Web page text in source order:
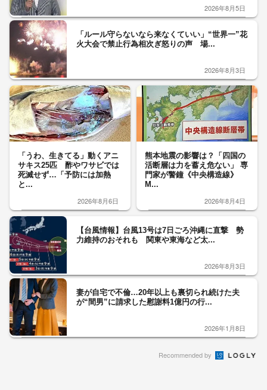
2026年8月5日
「ルール守らないなら来なくていい」“世界一”花
火大会で禁止行為相次ぎ怒りの声 場...
2026年8月3日
「うわ、生きてる」動くアニ
サキス25匹 酢やワサビでは
死滅せず…「予防には加熱
と...
2026年8月6日
熊本地震の影響は？「四国の
活断層は力を蓄え危ない」 専
門家が警鐘《中央構造線》
M...
2026年8月4日
【台風情報】台風13号は7日ごろ沖縄に直撃 勢
力維持のおそれも 関東や東海など太...
2026年8月3日
妻が自宅で不倫…20年以上も裏切られ続けた夫
が“間男”に請求した慰謝料1億円の行...
2026年1月8日
Recommended by